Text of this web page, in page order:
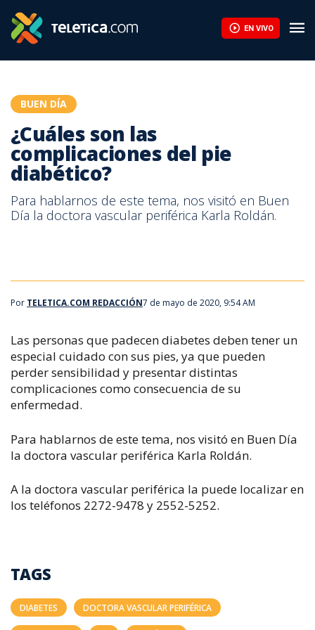
EN VIVO
BUEN DÍA
¿Cuáles son las
complicaciones del pie
diabético?
Para hablarnos de este tema, nos visitó en Buen
Día la doctora vascular periférica Karla Roldán.
Por TELETICA.COM REDACCIÓN7 de mayo de 2020, 9:54 AM
Las personas que padecen diabetes deben tener un
especial cuidado con sus pies, ya que pueden
perder sensibilidad y presentar distintas
complicaciones como consecuencia de su
enfermedad.
Para hablarnos de este tema, nos visitó en Buen Día
la doctora vascular periférica Karla Roldán.
A la doctora vascular periférica la puede localizar en
los teléfonos 2272-9478 y 2552-5252.
TAGS
DIABETES DOCTORA VASCULAR PERIFÉRICA